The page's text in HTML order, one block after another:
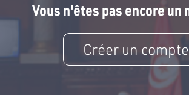
Vous n'êtes pas encore un
Créer un compte